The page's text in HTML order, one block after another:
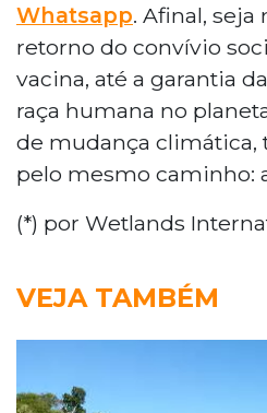
Whatsapp. Afinal, seja
retorno do convívio
vacina, até a garantia
raça humana no
de mudança climática,
pelo mesmo caminho:
(*) por Wetlands
VEJA TAMBÉM